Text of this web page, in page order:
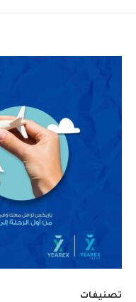
تصنيفات